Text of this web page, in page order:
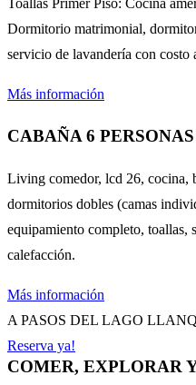
Dormitorio matrimonial,
servicio de lavandería con costo
Más información
CABAÑA 6 PERSONAS
Living comedor, lcd 26, cocina,
dormitorios dobles (camas
equipamiento completo, toallas,
calefacción.
Más información
A PASOS DEL LAGO
Reserva ya!
COMER, EXPLORAR